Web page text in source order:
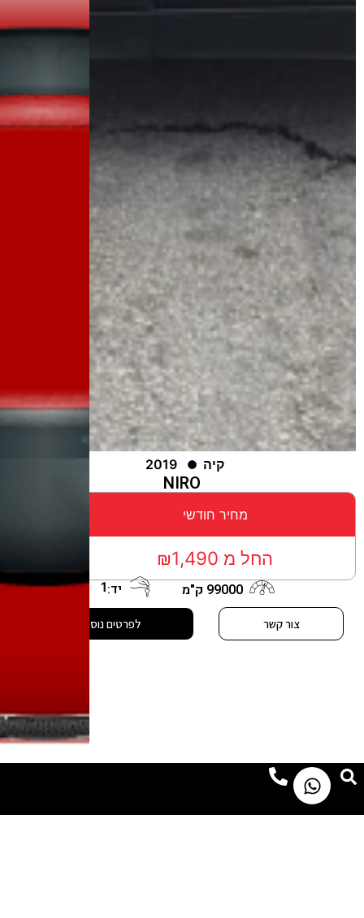
קיה 2019
NIRO
מחיר חודשי
החל מ ₪1,490
99000 ק"מ יד:1
צור קשר לפרטים נוספים